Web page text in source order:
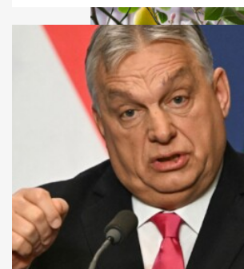
Citromfa
lépés, és máris